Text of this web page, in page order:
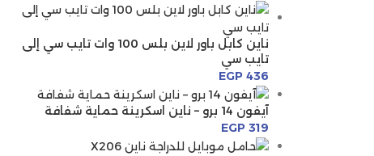
ناين كابل باور لاين بلس 100 وات تايب سي إلى
تايب سي
EGP436
آيفون 14 برو – ناين اسكرينة حماية شفافة
EGP319